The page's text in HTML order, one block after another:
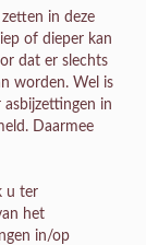
in deze
of dieper kan
dat er slechts
worden. Wel is
in
Daarmee
u ter
het
in/op